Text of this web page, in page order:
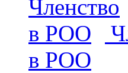
в РОО